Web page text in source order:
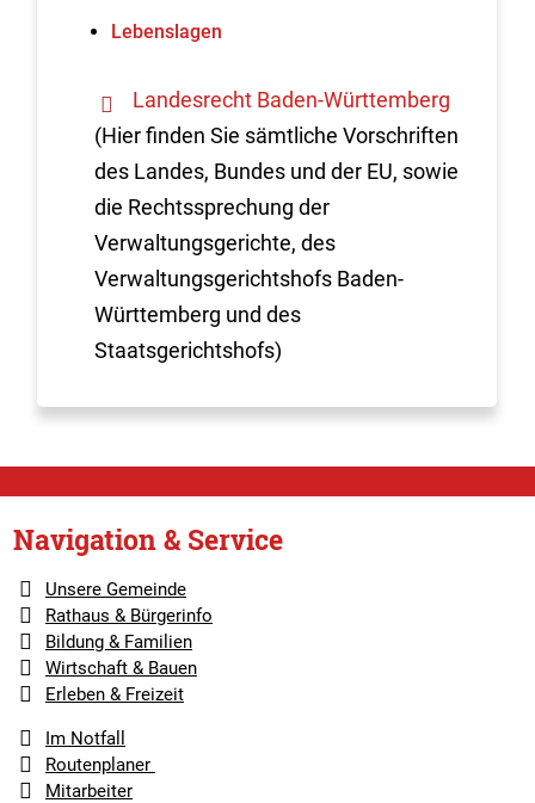
Lebenslagen
Landesrecht Baden-Württemberg
(Hier finden Sie sämtliche Vorschriften
des Landes, Bundes und der EU, sowie
die Rechtssprechung der
Verwaltungsgerichte, des
Verwaltungsgerichtshofs Baden-
Württemberg und des
Staatsgerichtshofs)
Navigation & Service
Unsere Gemeinde
Rathaus & Bürgerinfo
Bildung & Familien
Wirtschaft & Bauen
Erleben & Freizeit
Im Notfall
Routenplaner
Mitarbeiter